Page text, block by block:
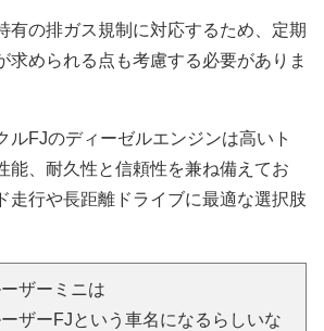
有の排ガス規制に対応するため、定期
求められる点も考慮する必要がありま
ルFJのディーゼルエンジンは高いト
能、耐久性と信頼性を兼ね備えてお
走行や長距離ドライブに最適な選択肢
ザーミニは
ザーFJという車名になるらしいな